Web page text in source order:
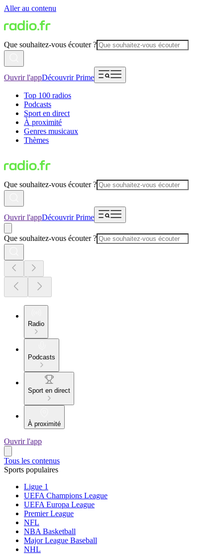
Aller au contenu
Que souhaitez-vous écouter ?
Ouvrir l'appDécouvrir Prime
Top 100 radios
Podcasts
Sport en direct
À proximité
Genres musicaux
Thèmes
Que souhaitez-vous écouter ?
Ouvrir l'appDécouvrir Prime
Que souhaitez-vous écouter ?
Radio
Podcasts
Sport en direct
À proximité
Ouvrir l'app
Tous les contenus
Sports populaires
Ligue 1
UEFA Champions League
UEFA Europa League
Premier League
NFL
NBA Basketball
Major League Baseball
NHL